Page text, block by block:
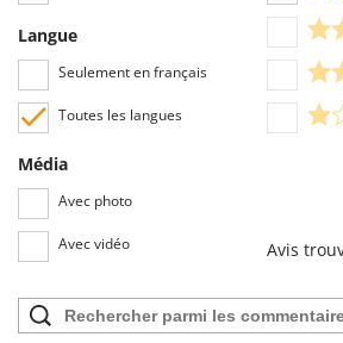
Langue
Seulement en français
Toutes les langues
Média
Avec photo
Avec vidéo Avis